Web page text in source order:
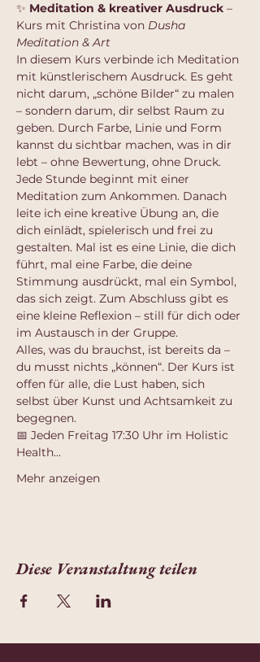
✨ Meditation & kreativer Ausdruck –
Kurs mit Christina von Dusha
Meditation & Art
In diesem Kurs verbinde ich Meditation
mit künstlerischem Ausdruck. Es geht
nicht darum, „schöne Bilder“ zu malen
– sondern darum, dir selbst Raum zu
geben. Durch Farbe, Linie und Form
kannst du sichtbar machen, was in dir
lebt – ohne Bewertung, ohne Druck.
Jede Stunde beginnt mit einer
Meditation zum Ankommen. Danach
leite ich eine kreative Übung an, die
dich einlädt, spielerisch und frei zu
gestalten. Mal ist es eine Linie, die dich
führt, mal eine Farbe, die deine
Stimmung ausdrückt, mal ein Symbol,
das sich zeigt. Zum Abschluss gibt es
eine kleine Reflexion – still für dich oder
im Austausch in der Gruppe.
Alles, was du brauchst, ist bereits da –
du musst nichts „können“. Der Kurs ist
offen für alle, die Lust haben, sich
selbst über Kunst und Achtsamkeit zu
begegnen.
📅 Jeden Freitag 17:30 Uhr im Holistic
Health…
Mehr anzeigen
Diese Veranstaltung teilen